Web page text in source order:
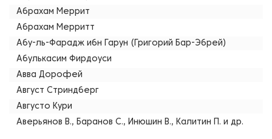
Абрахам Меррит
Абрахам Мерритт
Абу-ль-Фарадж ибн Гарун (Григорий Бар-Эбрей)
Абулькасим Фирдоуси
Авва Дорофей
Август Стриндберг
Августо Кури
Аверьянов В., Баранов С., Инюшин В., Калитин П. и др.